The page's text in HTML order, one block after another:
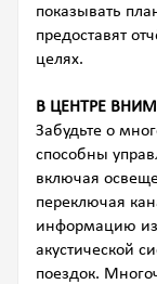
показывать
предоставят
целях.
В ЦЕНТРЕ
Забудьте о
способны
включая
переключая
информацию из
акустической
поездок.